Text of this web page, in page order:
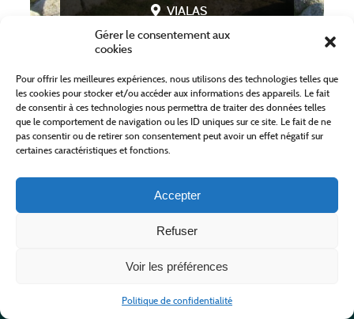
Gérer le consentement aux
cookies
Pour offrir les meilleures expériences, nous utilisons des technologies telles que
les cookies pour stocker et/ou accéder aux informations des appareils. Le fait
de consentir à ces technologies nous permettra de traiter des données telles
que le comportement de navigation ou les ID uniques sur ce site. Le fait de ne
pas consentir ou de retirer son consentement peut avoir un effet négatif sur
certaines caractéristiques et fonctions.
Accepter
Refuser
Voir les préférences
Politique de confidentialité
VIALAS
EN SAVOIR PLUS